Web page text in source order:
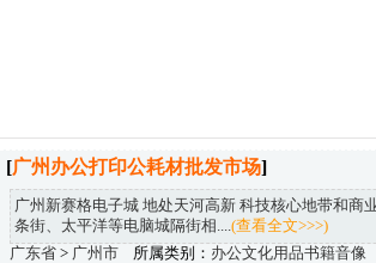
[广州办公打印公耗材批发市场]
广州新赛格电子城 地处天河高新 科技核心地带和商
条街、太平洋等电脑城隔街相.... (查看全文>>>)
广东省 > 广州市 所属类别： 办公文化用品书籍音像